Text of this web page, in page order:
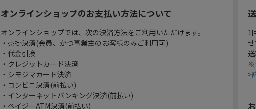
オンラインショップのお支払い方法について
オンラインショップでは、次の決済方法をご利用いただけます。
・売掛決済(会員、かつ事業主のお客様のみご利用可)
・代金引換
・クレジットカード決済
・シモジマカード決済
・コンビニ決済(前払い)
・インターネットバンキング決済(前払い)
・ペイジーATM決済(前払い)
1
※
>